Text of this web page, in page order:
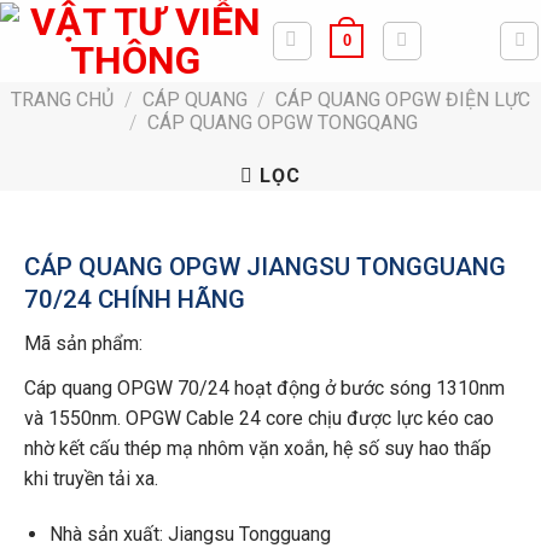
Bỏ
dung
0
TRANG CHỦ / CÁP QUANG / CÁP QUANG OPGW ĐIỆN LỰC
/ CÁP QUANG OPGW TONGQANG
LỌC
CÁP QUANG OPGW JIANGSU TONGGUANG
70/24 CHÍNH HÃNG
Mã sản phẩm:
Cáp quang OPGW 70/24 hoạt động ở bước sóng 1310nm
và 1550nm. OPGW Cable 24 core chịu được lực kéo cao
nhờ kết cấu thép mạ nhôm vặn xoắn, hệ số suy hao thấp
khi truyền tải xa.
Nhà sản xuất: Jiangsu Tongguang